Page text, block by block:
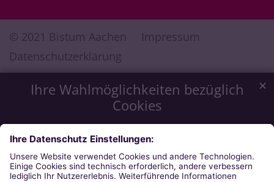
Ihre Wahlmöglichkeiten bezüglich
Cookies
Wir möchten Ihnen ein optimales Webseiten-Erlebnis zu
bieten. Dazu verwenden wir Cookies, die für das
Funktionieren unserer Website notwendig sind. Mit Ihrer
Zustimmung verwenden wir auch Cookies, die zur Anzeige
externer Inhalte oder zu anonymen Statistikzwecken genutzt
✕
© 2021 Bistum Aachen
Impressum
Datenschutzerklärung